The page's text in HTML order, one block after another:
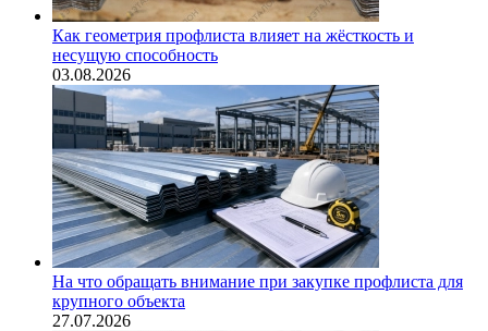
Как геометрия профлиста влияет на жёсткость и
несущую способность
03.08.2026
На что обращать внимание при закупке профлиста для
крупного объекта
27.07.2026